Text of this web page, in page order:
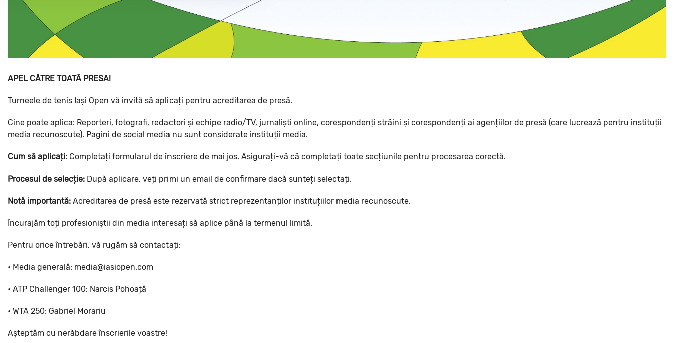
APEL CĂTRE TOATĂ PRESA!
Turneele de tenis Iași Open vă invită să aplicați pentru acreditarea de presă.
Cine poate aplica: Reporteri, fotografi, redactori și echipe radio/TV, jurnaliști online, corespondenți străini și corespondenți ai agențiilor de presă (care lucrează pentru instituții
media recunoscute). Pagini de social media nu sunt considerate instituții media.
Cum să aplicați: Completați formularul de înscriere de mai jos. Asigurați-vă că completați toate secțiunile pentru procesarea corectă.
Procesul de selecție: După aplicare, veți primi un email de confirmare dacă sunteți selectați.
Notă importantă: Acreditarea de presă este rezervată strict reprezentanților instituțiilor media recunoscute.
Încurajăm toți profesioniștii din media interesați să aplice până la termenul limită.
Pentru orice întrebări, vă rugăm să contactați:
•⁠ ⁠Media generală: media@iasiopen.com
•⁠ ⁠ATP Challenger 100: Narcis Pohoață
•⁠ ⁠WTA 250: Gabriel Morariu
Așteptăm cu nerăbdare înscrierile voastre!